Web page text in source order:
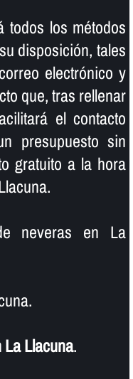
todos los métodos
disposición, tales
electrónico y
que, tras rellenar
el contacto
presupuesto sin
gratuito a la hora
neveras en La
Llacuna.